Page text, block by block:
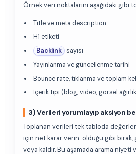
Örnek veri noktalarını aşağıdaki gibi
Title ve meta description
H1 etiketi
Backlink sayısı
Yayınlanma ve güncellenme tarihi
Bounce rate, tıklanma ve toplam
İçerik tipi (blog, video, görsel
3) Verileri yorumlayıp aksiyon
Toplanan verileri tek tabloda
için net karar verin: olduğu gibi
veya kaldır. Bu aşamada arama niyeti